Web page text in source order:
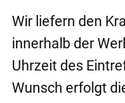
Wir liefern den
innerhalb der
Uhrzeit des
Wunsch erfolgt